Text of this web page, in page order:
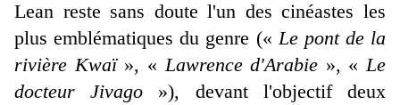
Lean reste sans doute l'un des cinéastes les
plus emblématiques du genre («Le pont de la
rivière Kwaï», «Lawrence d'Arabie », «Le
docteur Jivago »), devant l'objectif deux